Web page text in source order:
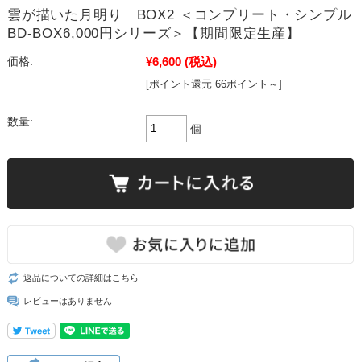
雲が描いた月明り BOX2 ＜コンプリート・シンプル
BD‐BOX6,000円シリーズ＞【期間限定生産】
価格: ¥6,600 (税込)
[ポイント還元 66ポイント～]
数量:
個
返品についての詳細はこちら
レビューはありません